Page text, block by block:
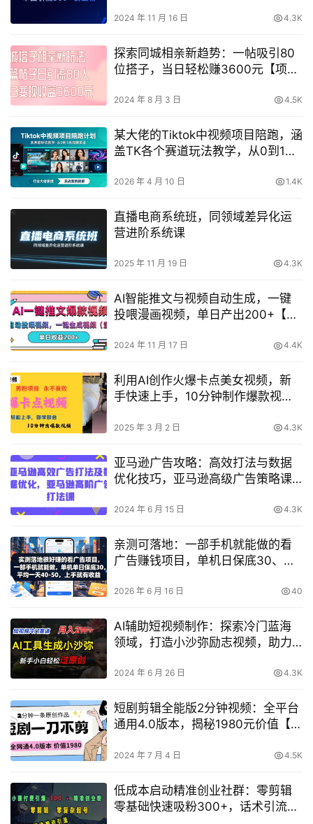
2024 年 11 月 16 日 4.3K
探索同城相亲新趋势：一帖吸引80
位搭子，当日轻松赚3600元【项目
2024 年 8 月 3 日 4.5K
某大佬的Tiktok中视频项目陪跑，涵
盖TK各个赛道玩法教学，从0到1出
2026 年 4 月 10 日 1.4K
直播电商系统班，同领域差异化运
营进阶系统课
2025 年 11 月 19 日 4.3K
AI智能推文与视频自动生成，一键
投喂漫画视频，单日产出200+【深
2024 年 11 月 17 日 4.4K
利用AI创作火爆卡点美女视频，新
手快速上手，10分钟制作爆款视频
2025 年 3 月 2 日 4.3K
亚马逊广告攻略：高效打法与数据
优化技巧，亚马逊高级广告策略课
2024 年 6 月 15 日 4.3K
亲测可落地：一部手机就能做的看
广告赚钱项目，单机日保底30、平
2026 年 6 月 16 日 40
AI辅助短视频制作：探索冷门蓝海
领域，打造小沙弥励志视频，助力
两万元【深度解析】
2024 年 6 月 26 日 4.3K
短剧剪辑全能版2分钟视频：全平台
通用4.0版本，揭秘1980元价值【揭
2024 年 7 月 4 日 4.5K
低成本启动精准创业社群：零剪辑
零基础快速吸粉300+，话术引流当